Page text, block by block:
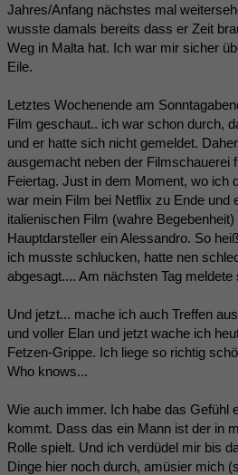
Jahres/Anfang nächstes mal
wusste damals bereits dass er Zeit
Weg in Malta hat. Ich war mir sicher
Eile.
Letztes Wochenende am
Film geschaut.. ich war schon durch,
und er hatte sich nicht gemeldet.
ausgemacht neben der Filmschauerei
Feiertag. Just in dem Moment, wo ich
war mein Film bei Netflix zu Ende und
italienischen Film (wahre
Hauptdarsteller ein Alessandro. So
ich musste schlucken, hatte nen
abgesagt.... Am nächsten Tag
Und jetzt... mache ich auch Treffen
und voller Elan und jetzt wache ich
Fetzen-Grippe. Ich liege so richtig
Who knows...
Wie auch immer. Ich habe das Gefühl
kommt. Dass das ein Mann ist der in
Rolle spielt. Und ich verdüdel mir bis
Dinge hier noch durch, amüsier mich